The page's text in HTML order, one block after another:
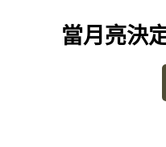
當月亮決